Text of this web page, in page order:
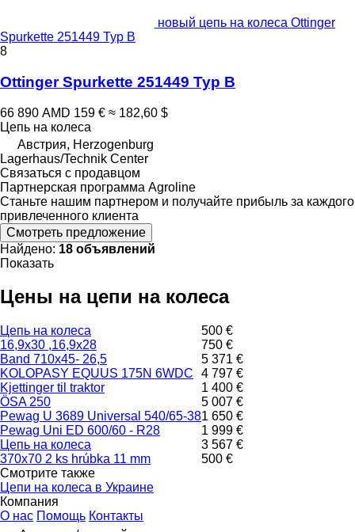
новый цепь на колеса Ottinger
Spurkette 251449 Typ B
8
Ottinger Spurkette 251449 Typ B
66 890 AMD 159 € ≈ 182,60 $
Цепь на колеса
Австрия, Herzogenburg
Lagerhaus/Technik Center
Связаться с продавцом
Партнерская программа Agroline
Станьте нашим партнером и получайте прибыль за каждого
привлеченного клиента
Смотреть предложение
Найдено: 18 объявлений
Показать
Цены на цепи на колеса
Цепь на колеса
500 €
16,9x30 ,16,9x28
750 €
Band 710x45- 26,5
5 371 €
KOLOPASY EQUUS 175N 6WDC
4 797 €
Kjettinger til traktor
1 400 €
ÖSA 250
5 007 €
Pewag U 3689 Universal 540/65-381 650 €
Pewag Uni ED 600/60 - R28
1 999 €
Цепь на колеса
3 567 €
370x70 2 ks hrúbka 11 mm
500 €
Смотрите также
Цепи на колеса в Украине
Компания
О нас Помощь Контакты